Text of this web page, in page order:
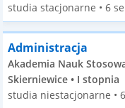
studia stacjonarne • 6
Administracja
Akademia Nauk
Skierniewice • I stopnia
studia niestacjonarne •